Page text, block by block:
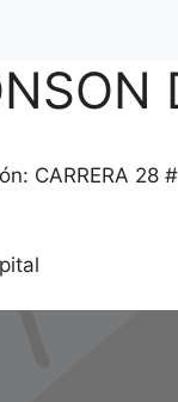
CARRERA 28